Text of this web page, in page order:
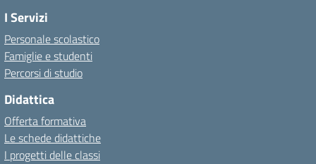
I Servizi
Personale scolastico
Famiglie e studenti
Percorsi di studio
Didattica
Offerta formativa
Le schede didattiche
I progetti delle classi